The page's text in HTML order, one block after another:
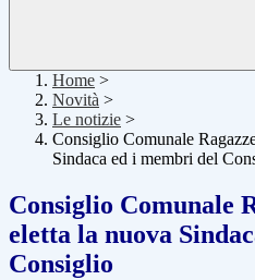
Home >
Novità >
Le notizie >
Consiglio Comunale
Sindaca ed i membri del
Consiglio Comunale
eletta la nuova
Consiglio